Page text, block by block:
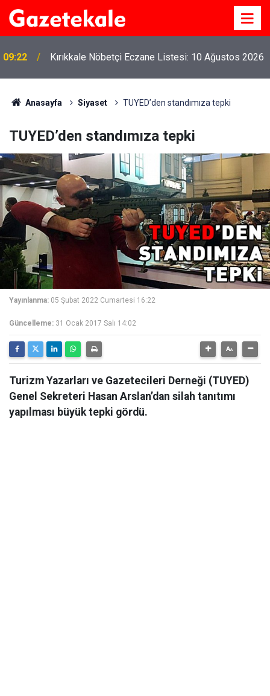
09:22 Kırıkkale Nöbetçi Eczane Listesi: 10 Ağustos 2026
Anasayfa Siyaset TUYED’den standımıza tepki
TUYED’den standımıza tepki
Yayınlanma: 05 Şubat 2022 Cumartesi 16:22
Güncelleme: 31 Ocak 2017 Salı 14:02
Turizm Yazarları ve Gazetecileri Derneği (TUYED)
Genel Sekreteri Hasan Arslan’dan silah tanıtımı
yapılması büyük tepki gördü.